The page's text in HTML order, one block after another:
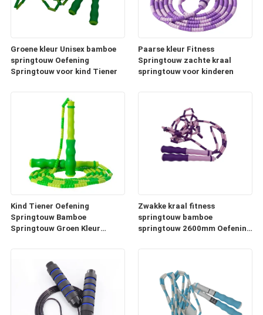
Groene kleur Unisex bamboe
springtouw Oefening
Springtouw voor kind Tiener
Paarse kleur Fitness
Springtouw zachte kraal
springtouw voor kinderen
Kind Tiener Oefening
Springtouw Bamboe
Springtouw Groen Kleur
Zwakke kraal fitness
springtouw bamboe
springtouw 2600mm Oefening